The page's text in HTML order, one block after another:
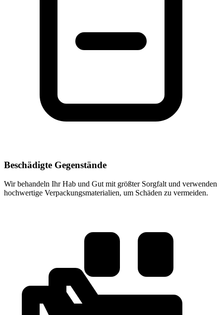
Beschädigte Gegenstände
Wir behandeln Ihr Hab und Gut mit größter Sorgfalt und verwenden
hochwertige Verpackungsmaterialien, um Schäden zu vermeiden.